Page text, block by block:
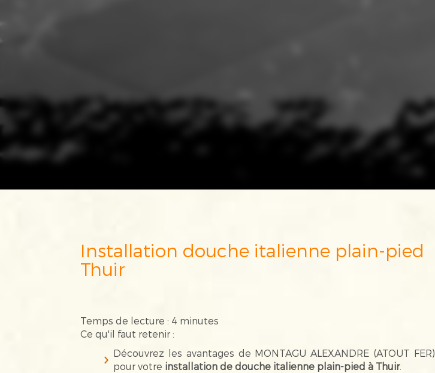
Installation douche italienne plain-pied
Thuir
Temps de lecture : 4 minutes
Ce qu'il faut retenir :
Découvrez les avantages de MONTAGU ALEXANDRE (ATOUT FER)
pour votre installation de douche italienne plain-pied à Thuir.